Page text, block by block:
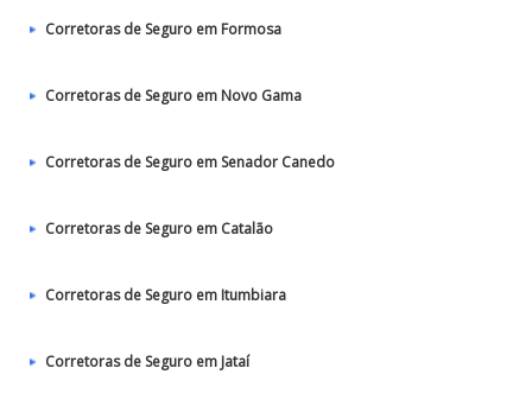
Corretoras de Seguro em Formosa
Corretoras de Seguro em Novo Gama
Corretoras de Seguro em Senador Canedo
Corretoras de Seguro em Catalão
Corretoras de Seguro em Itumbiara
Corretoras de Seguro em Jataí